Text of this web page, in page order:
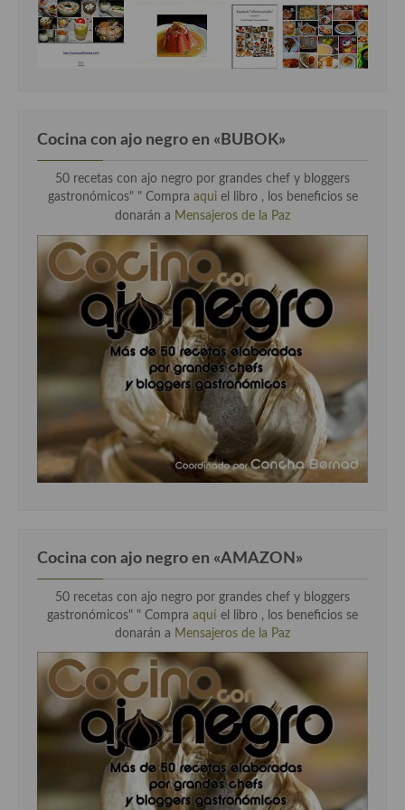
Cocina Andaluza
Cocina Balear
Cocina Canaria
Cocina Castellana
Cocina Castilla – La Mancha
Cocina Catalana
Cocina Extremeña
Cocina Gallega
Cocina Madrileña
Cocina Murciana
Cocina Navarra
Cocina Vasca
Cocina Europea
Cocina Alemana
Cocina Austriaca
Cocina Belga
Cocina Britanica
Cocina Bulgara
Cocina con ajo negro en «BUBOK»
50 recetas con ajo negro por grandes chef y bloggers
gastronómicos" " Compra aqui el libro , los beneficios se
donarán a Mensajeros de la Paz
Cocina con ajo negro en «AMAZON»
50 recetas con ajo negro por grandes chef y bloggers
gastronómicos" " Compra aquí el libro , los beneficios se
donarán a Mensajeros de la Paz